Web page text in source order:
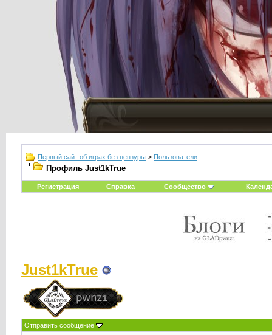
Первый сайт об играх без цензуры > Пользователи
Профиль Just1kTrue
Регистрация Справка Сообщество
Just1kTrue
Отправить сообщение